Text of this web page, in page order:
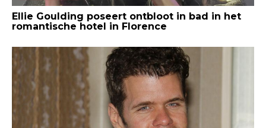
Ellie Goulding poseert ontbloot in bad in het
romantische hotel in Florence